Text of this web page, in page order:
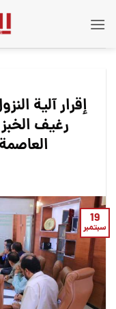
إقرار آلية
رغيف
19
سبتمبر